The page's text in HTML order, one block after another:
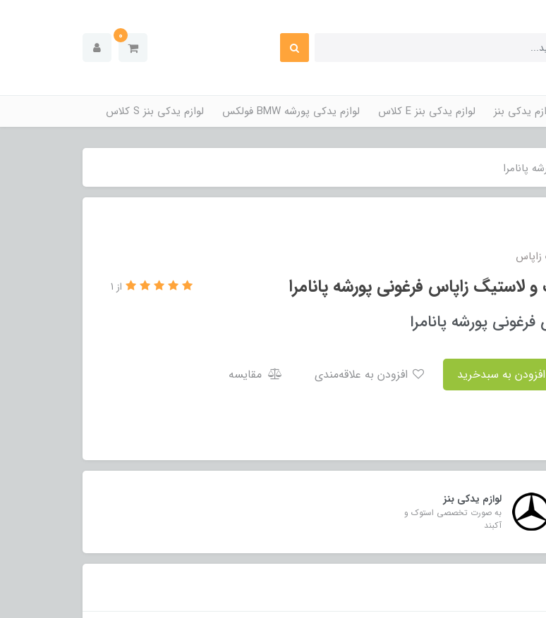
0
یدکی بنز لوازم یدکی بنز E کلاس لوازم یدکی پورشه BMW فولکس لوازم یدکی بنز S کلاس
پانامرا
لاستیگ زاپاس فرغونی پورشه پانامرا از 1
فرغونی پورشه پانامرا
مقایسه
لوازم یدکی بنز
به صورت تخصصی استوک و
آکبند